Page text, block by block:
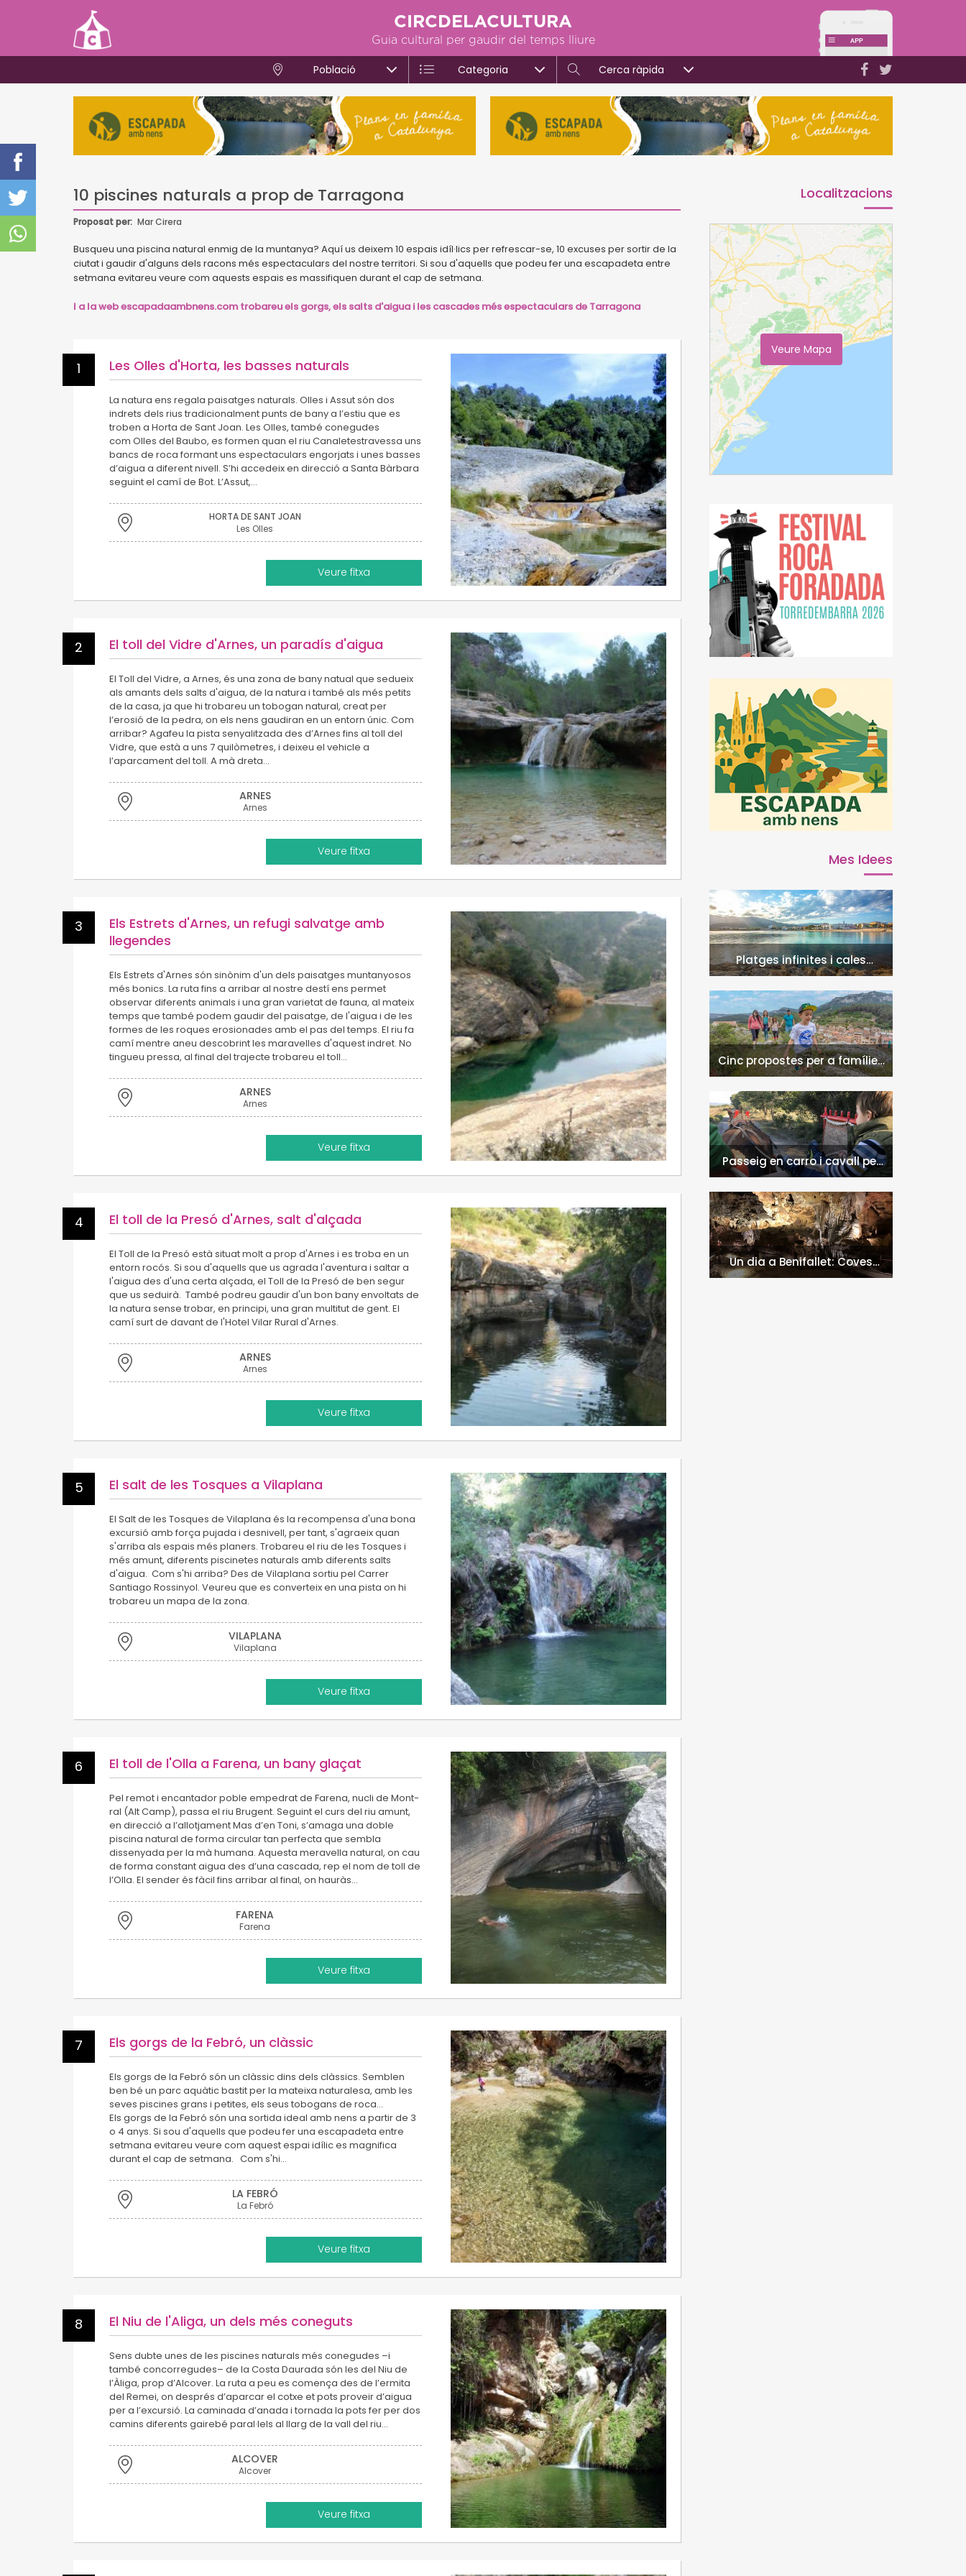
CIRCDELACULTURA
Guia cultural per gaudir del temps lliure
Població Categoria Cerca ràpida
10 piscines naturals a prop de Tarragona
Proposat per: Mar Cirera
Busqueu una piscina natural enmig de la muntanya? Aquí us deixem 10 espais idíl·lics per refrescar-se, 10 excuses per sortir de la
ciutat i gaudir d'alguns dels racons més espectaculars del nostre territori. Si sou d'aquells que podeu fer una escapadeta entre
setmana evitareu veure com aquests espais es massifiquen durant el cap de setmana.
I a la web escapadaambnens.com trobareu els gorgs, els salts d'aigua i les cascades més espectaculars de Tarragona
1 Les Olles d'Horta, les basses naturals
La natura ens regala paisatges naturals. Olles i Assut són dos
indrets dels rius tradicionalment punts de bany a l’estiu que es
troben a Horta de Sant Joan. Les Olles, també conegudes
com Olles del Baubo, es formen quan el riu Canaletestravessa uns
bancs de roca formant uns espectaculars engorjats i unes basses
d’aigua a diferent nivell. S’hi accedeix en direcció a Santa Bàrbara
seguint el camí de Bot. L’Assut,…
HORTA DE SANT JOAN
Les Olles
Veure fitxa
2 El toll del Vidre d'Arnes, un paradís d'aigua
El Toll del Vidre, a Arnes, és una zona de bany natual que sedueix
als amants dels salts d'aigua, de la natura i també als més petits
de la casa, ja que hi trobareu un tobogan natural, creat per
l’erosió de la pedra, on els nens gaudiran en un entorn únic. Com
arribar? Agafeu la pista senyalitzada des d’Arnes fins al toll del
Vidre, que està a uns 7 quilòmetres, i deixeu el vehicle a
l’aparcament del toll. A mà dreta…
ARNES
Arnes
Veure fitxa
3
Els Estrets d'Arnes, un refugi salvatge amb
llegendes
Els Estrets d'Arnes són sinònim d'un dels paisatges muntanyosos
més bonics. La ruta fins a arribar al nostre destí ens permet
observar diferents animals i una gran varietat de fauna, al mateix
temps que també podem gaudir del paisatge, de l'aigua i de les
formes de les roques erosionades amb el pas del temps. El riu fa
camí mentre aneu descobrint les maravelles d'aquest indret. No
tingueu pressa, al final del trajecte trobareu el toll…
ARNES
Arnes
Veure fitxa
4 El toll de la Presó d'Arnes, salt d'alçada
El Toll de la Presó està situat molt a prop d'Arnes i es troba en un
entorn rocós. Si sou d'aquells que us agrada l'aventura i saltar a
l'aigua des d'una certa alçada, el Toll de la Presó de ben segur
que us seduirà. També podreu gaudir d'un bon bany envoltats de
la natura sense trobar, en principi, una gran multitut de gent. El
camí surt de davant de l'Hotel Vilar Rural d'Arnes.
ARNES
Arnes
Veure fitxa
5 El salt de les Tosques a Vilaplana
El Salt de les Tosques de Vilaplana és la recompensa d'una bona
excursió amb força pujada i desnivell, per tant, s'agraeix quan
s'arriba als espais més planers. Trobareu el riu de les Tosques i
més amunt, diferents piscinetes naturals amb diferents salts
d'aigua. Com s'hi arriba? Des de Vilaplana sortiu pel Carrer
Santiago Rossinyol. Veureu que es converteix en una pista on hi
trobareu un mapa de la zona.
VILAPLANA
Vilaplana
Veure fitxa
6 El toll de l'Olla a Farena, un bany glaçat
Pel remot i encantador poble empedrat de Farena, nucli de Mont-
ral (Alt Camp), passa el riu Brugent. Seguint el curs del riu amunt,
en direcció a l’allotjament Mas d’en Toni, s’amaga una doble
piscina natural de forma circular tan perfecta que sembla
dissenyada per la mà humana. Aquesta meravella natural, on cau
de forma constant aigua des d’una cascada, rep el nom de toll de
l’Olla. El sender és fàcil fins arribar al final, on hauràs…
FARENA
Farena
Veure fitxa
7 Els gorgs de la Febró, un clàssic
Els gorgs de la Febró són un clàssic dins dels clàssics. Semblen
ben bé un parc aquàtic bastit per la mateixa naturalesa, amb les
seves piscines grans i petites, els seus tobogans de roca...
Els gorgs de la Febró són una sortida ideal amb nens a partir de 3
o 4 anys. Si sou d'aquells que podeu fer una escapadeta entre
setmana evitareu veure com aquest espai idílic es magnifica
durant el cap de setmana. Com s'hi…
LA FEBRÓ
La Febró
Veure fitxa
8 El Niu de l'Aliga, un dels més coneguts
Sens dubte unes de les piscines naturals més conegudes –i
també concorregudes– de la Costa Daurada són les del Niu de
l’Àliga, prop d’Alcover. La ruta a peu es comença des de l’ermita
del Remei, on després d’aparcar el cotxe et pots proveir d’aigua
per a l’excursió. La caminada d’anada i tornada la pots fer per dos
camins diferents gairebé paral·lels al llarg de la vall del riu…
ALCOVER
Alcover
Veure fitxa
Localitzacions
Veure Mapa
Mes Idees
Platges infinites i cales
naturals a l'Hospitalet de
l'Infant i la Vall de Llors
Cinc propostes per a famílies
a l'Hospitalet de l'Infant i la
Vall de Llors
Passeig en carro i cavall per
l'entorn de Nulles
Un dia a Benifallet: Coves
Meravelles i Via Verda